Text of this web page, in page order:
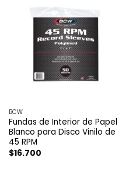
BCW
Fundas de Interior de Papel
Blanco para Disco Vinilo de
45 RPM
$16.700